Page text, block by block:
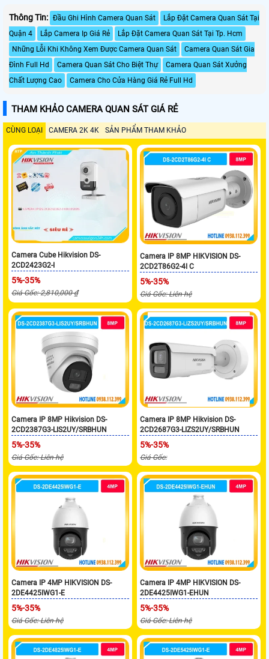
Thông Tin: Đầu Ghi Hình Camera Quan Sát
Lắp Đặt Camera Quan Sát Tại
Quận 4
Lắp Camera Ip Giá Rẻ
Lắp Đặt Camera Quan Sát Tại Tp. Hcm
Những Lỗi Khi Không Xem Được Camera Quan Sát
Camera Quan Sát Gia
Đình Full Hd
Camera Quan Sát Cho Biệt Thự
Camera Quan Sát Xưởng
Chất Lượng Cao
Camera Cho Cửa Hàng Giá Rẻ Full Hd
THAM KHẢO CAMERA QUAN SÁT GIÁ RẺ
CÙNG LOẠI CAMERA 2K 4K SẢN PHẨM THAM KHẢO
Camera Cube Hikvision DS-
2CD2423G2-I
5%-35%
Giá Gốc: 2,810,000 ₫
Camera IP 8MP HIKVISION DS-
2CD2T86G2-4I C
5%-35%
Giá Gốc: Liên hệ
Camera IP 8MP Hikvision DS-
2CD2387G3-LIS2UY/SRBHUN
5%-35%
Giá Gốc: Liên hệ
Camera IP 8MP Hikvision DS-
2CD2687G3-LIZS2UY/SRBHUN
5%-35%
Giá Gốc:
Camera IP 4MP HIKVISION DS-
2DE4425IWG1-E
5%-35%
Giá Gốc: Liên hệ
Camera IP 4MP HIKVISION DS-
2DE4425IWG1-EHUN
5%-35%
Giá Gốc: Liên hệ